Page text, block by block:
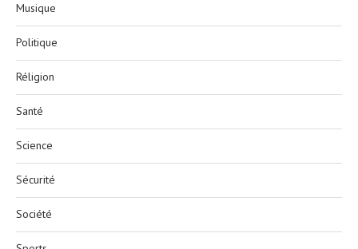
Musique
Politique
Réligion
Santé
Science
Sécurité
Société